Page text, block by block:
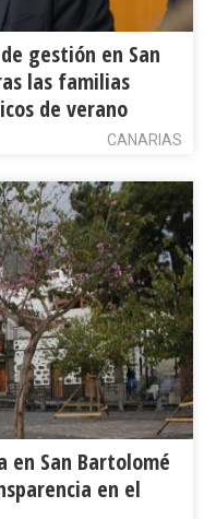
gestión en San
las familias
de verano
CANARIAS
en San Bartolomé
en el